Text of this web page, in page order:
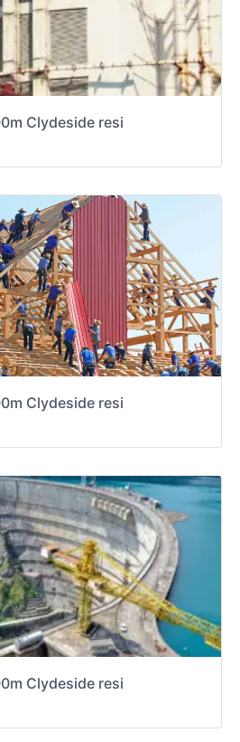
Clydeside resi
Clydeside resi
Clydeside resi